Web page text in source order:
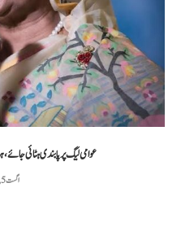
عوامی لیگ پر پابندی ہٹائی
اگست 5, 2026